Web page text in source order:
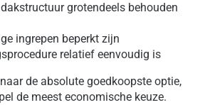
grotendeels behouden
ingrepen beperkt zijn
relatief eenvoudig is
de absolute goedkoopste optie,
de meest economische keuze.